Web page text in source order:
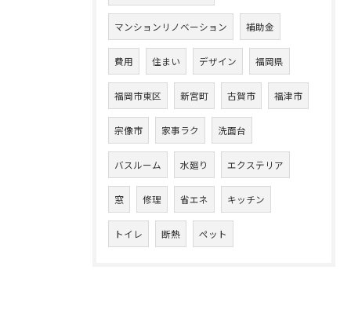
マンションリノベーション 補助金
費用 住まい デザイン 福岡県
福岡市東区 新宮町 古賀市 福津市
宗像市 家事ラク 洗面台
バスルーム 水廻り エクステリア
窓 修理 省エネ キッチン
トイレ 断熱 ペット